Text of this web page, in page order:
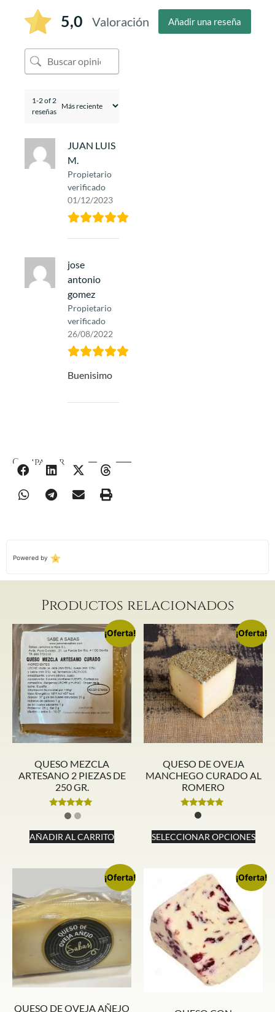
5,0 Valoración Añadir una reseña
1-2 of 2
reseñas
JUAN LUIS
M.
Propietario
verificado
01/12/2023
jose
antonio
gomez
Propietario
verificado
26/08/2022
Buenisimo
Compartir
Powered by
Productos relacionados
¡Oferta!
QUESO MEZCLA
ARTESANO 2 PIEZAS DE
250 GR.
Valorado
5.00
de 5
AÑADIR AL CARRITO
¡Oferta!
QUESO DE OVEJA
MANCHEGO CURADO AL
ROMERO
Valorado
5.00
de 5
SELECCIONAR OPCIONES
¡Oferta!
QUESO DE OVEJA AÑEJO
¡Oferta!